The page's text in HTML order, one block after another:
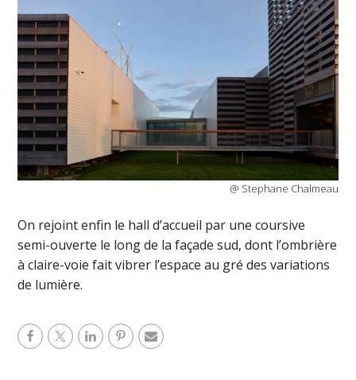
@ Stephane Chalmeau
On rejoint enfin le hall d’accueil par une coursive
semi-ouverte le long de la façade sud, dont l’ombrière
à claire-voie fait vibrer l’espace au gré des variations
de lumière.